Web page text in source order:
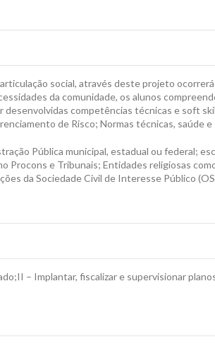
social, através deste projeto
da comunidade, os alunos
desenvolvidas competências técnicas e soft
de Risco; Normas técnicas, saúde
Pública municipal, estadual ou federal;
e Tribunais; Entidades religiosas
da Sociedade Civil de Interesse Público
– Implantar, fiscalizar e supervisionar